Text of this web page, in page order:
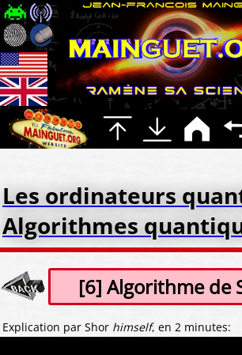
Les ordinateurs
Algorithmes
[6] Algorithme de
Explication par Shor himself, en 2 minutes: